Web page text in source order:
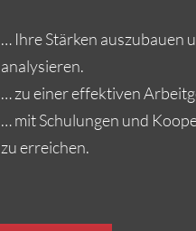
… Ihre Stärken auszubauen
analysieren.
… zu einer effektiven
… mit Schulungen und
zu erreichen.